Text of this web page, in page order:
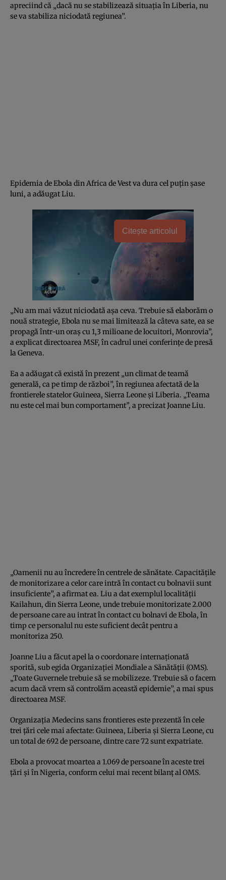
apreciind că „dacă nu se stabilizează situaţia în Liberia, nu
se va stabiliza niciodată regiunea”.
Epidemia de Ebola din Africa de Vest va dura cel puţin şase
luni, a adăugat Liu.
Citește articolul
„Nu am mai văzut niciodată aşa ceva. Trebuie să elaborăm o
nouă strategie, Ebola nu se mai limitează la câteva sate, ea se
propagă într-un oraş cu 1,3 milioane de locuitori, Monrovia”,
a explicat directoarea MSF, în cadrul unei conferinţe de presă
la Geneva.
Ea a adăugat că există în prezent „un climat de teamă
generală, ca pe timp de război”, în regiunea afectată de la
frontierele statelor Guineea, Sierra Leone şi Liberia. „Teama
nu este cel mai bun comportament”, a precizat Joanne Liu.
„Oamenii nu au încredere în centrele de sănătate. Capacităţile
de monitorizare a celor care intră în contact cu bolnavii sunt
insuficiente”, a afirmat ea. Liu a dat exemplul localităţii
Kailahun, din Sierra Leone, unde trebuie monitorizate 2.000
de persoane care au intrat în contact cu bolnavi de Ebola, în
timp ce personalul nu este suficient decât pentru a
monitoriza 250.
Joanne Liu a făcut apel la o coordonare internaţionată
sporită, sub egida Organizaţiei Mondiale a Sănătăţii (OMS).
„Toate Guvernele trebuie să se mobilizeze. Trebuie să o facem
acum dacă vrem să controlăm această epidemie”, a mai spus
directoarea MSF.
Organizaţia Medecins sans frontieres este prezentă în cele
trei ţări cele mai afectate: Guineea, Liberia şi Sierra Leone, cu
un total de 692 de persoane, dintre care 72 sunt expatriate.
Ebola a provocat moartea a 1.069 de persoane în aceste trei
ţări şi în Nigeria, conform celui mai recent bilanţ al OMS.